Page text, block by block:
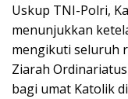
Uskup TNI-Polri,
menunjukkan
mengikuti seluruh
Ziarah
bagi umat Katolik